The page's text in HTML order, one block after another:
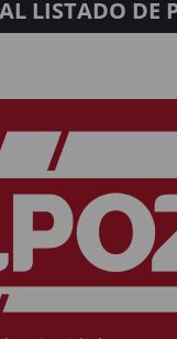
LISTADO DE